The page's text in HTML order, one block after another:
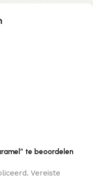
te beoordelen
Vereiste